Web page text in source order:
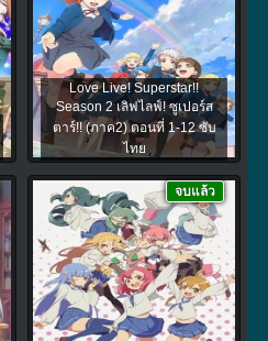
Love Live! Superstar!!
Season 2 เลิฟไลฟ์! ซูเปอร์ส
ตาร์!! (ภาค2) ตอนที่ 1-12 ซับ
ไทย
จบแล้ว